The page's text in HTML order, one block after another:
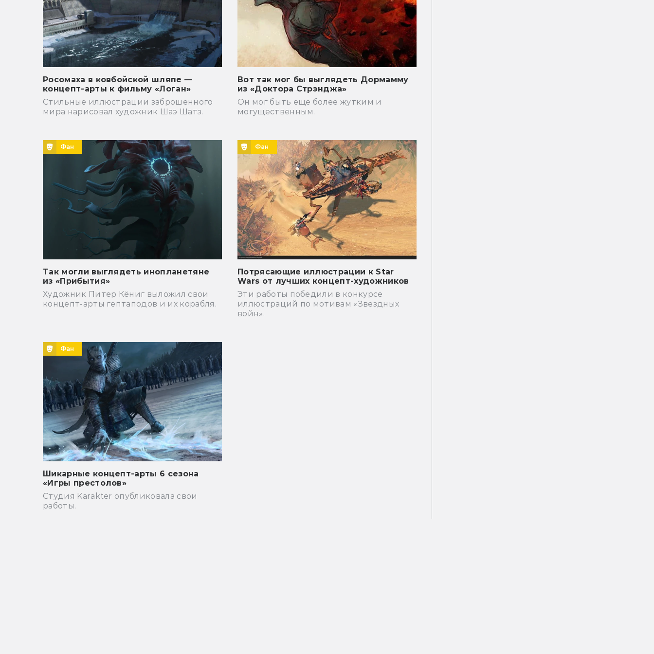
Росомаха в ковбойской шляпе —
концепт-арты к фильму «Логан»
Стильные иллюстрации заброшенного
мира нарисовал художник Шаэ Шатз.
Вот так мог бы выглядеть Дормамму
из «Доктора Стрэнджа»
Он мог быть ещё более жутким и
могущественным.
Фан
Так могли выглядеть инопланетяне
из «Прибытия»
Художник Питер Кёниг выложил свои
концепт-арты гептаподов и их корабля.
Фан
Потрясающие иллюстрации к Star
Wars от лучших концепт-художников
Эти работы победили в конкурсе
иллюстраций по мотивам «Звёздных
войн».
Фан
Шикарные концепт-арты 6 сезона
«Игры престолов»
Студия Karakter опубликовала свои
работы.